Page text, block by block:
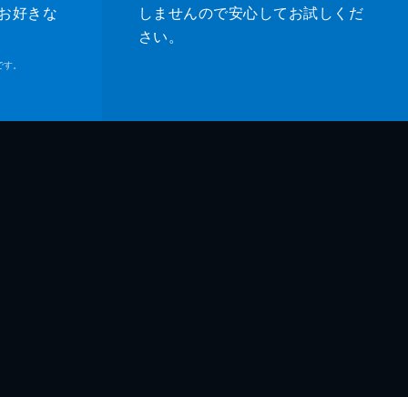
好きな
。
しませんので安心してお試しくだ
さい。